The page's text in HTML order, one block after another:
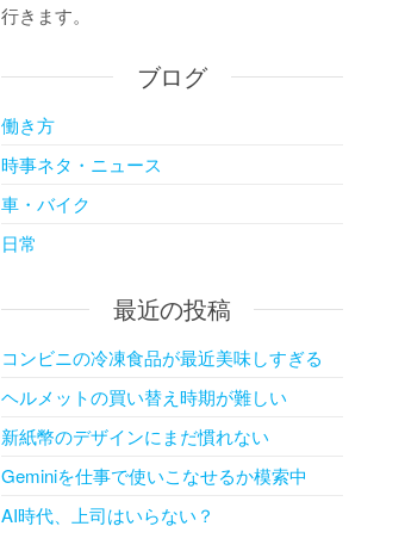
行きます。
ブログ
働き方
時事ネタ・ニュース
車・バイク
日常
最近の投稿
コンビニの冷凍食品が最近美味しすぎる
ヘルメットの買い替え時期が難しい
新紙幣のデザインにまだ慣れない
Geminiを仕事で使いこなせるか模索中
AI時代、上司はいらない？